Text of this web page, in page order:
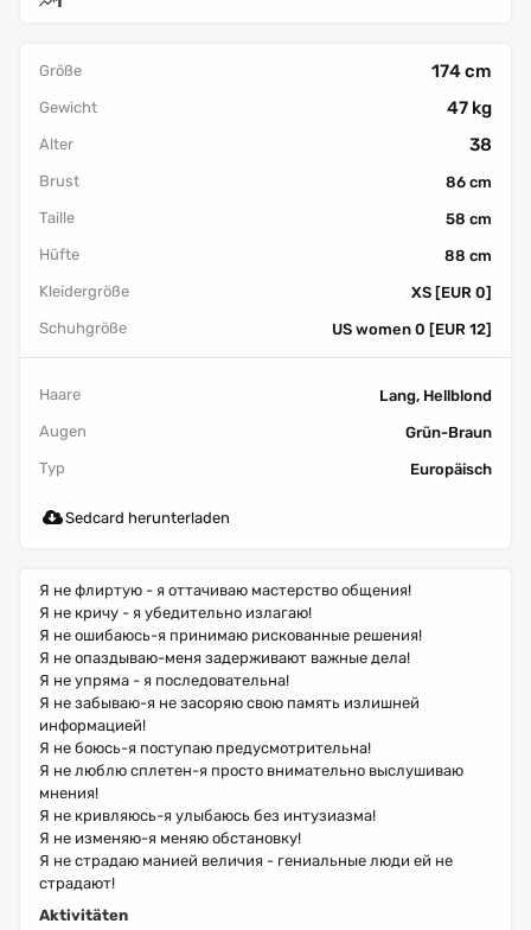
Größe 174 cm
Gewicht 47 kg
Alter 38
Brust
86 cm
Taille
58 cm
Hüfte
88 cm
Kleidergröße
XS [EUR 0]
Schuhgröße
US women 0 [EUR 12]
Haare
Lang, Hellblond
Augen
Grün-Braun
Typ
Europäisch
Sedcard herunterladen
Я не флиртую - я оттачиваю мастерство общения!
Я не кричу - я убедительно излагаю!
Я не ошибаюсь-я принимаю рискованные решения!
Я не опаздываю-меня задерживают важные дела!
Я не упряма - я последовательна!
Я не забываю-я не засоряю свою память излишней
информацией!
Я не боюсь-я поступаю предусмотрительна!
Я не люблю сплетен-я просто внимательно выслушиваю
мнения!
Я не кривляюсь-я улыбаюсь без интузиазма!
Я не изменяю-я меняю обстановку!
Я не страдаю манией величия - гениальные люди ей не
страдают!
Aktivitäten